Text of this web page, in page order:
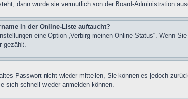
dann wurde sie vermutlich von der Board-Administration
in der Online-Liste auftaucht?
eine Option „Verbirg meinen Online-Status“. Wenn
gezählt.
Passwort nicht wieder mitteilen, Sie können es jedoch
sich schnell wieder anmelden können.